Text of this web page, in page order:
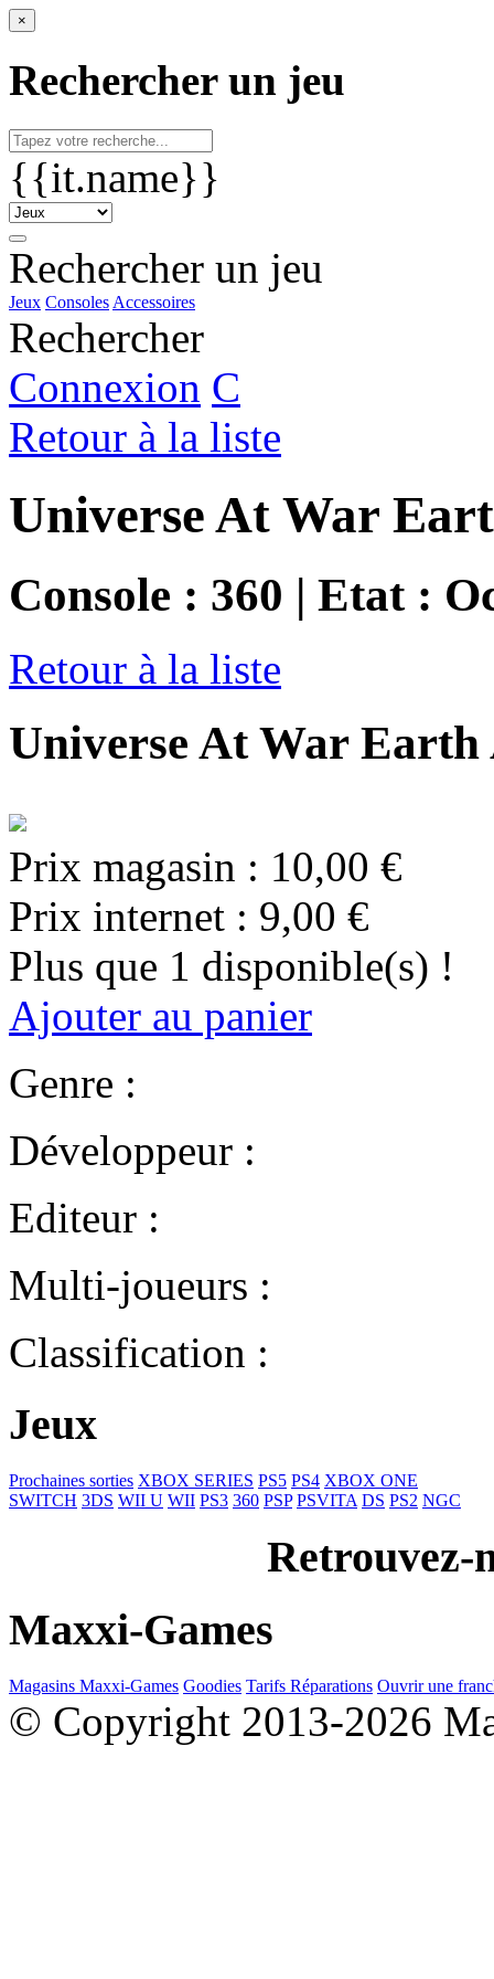
×
Rechercher un jeu
{{it.name}}
Rechercher un jeu
Jeux Consoles Accessoires
Rechercher
Connexion C
Retour à la liste
Universe At War
Console : 360 | Etat :
Retour à la liste
Universe At War Earth
Prix magasin : 10,00 €
Prix internet : 9,00 €
Plus que 1 disponible(s) !
Ajouter au panier
Genre :
Développeur :
Editeur :
Multi-joueurs :
Classification :
Jeux
Prochaines sorties XBOX SERIES PS5 PS4 XBOX ONE
SWITCH 3DS WII U WII PS3 360 PSP PSVITA DS PS2 NGC
Retrouvez-
Maxxi-Games
Magasins Maxxi-Games Goodies Tarifs Réparations Ouvrir une
© Copyright 2013-2026